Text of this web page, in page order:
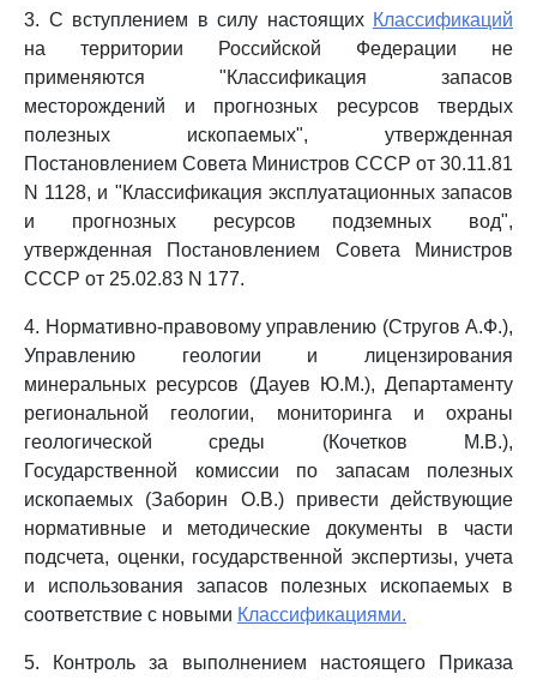
3. С вступлением в силу настоящих Классификаций
на территории Российской Федерации не
применяются "Классификация запасов
месторождений и прогнозных ресурсов твердых
полезных ископаемых", утвержденная
Постановлением Совета Министров СССР от 30.11.81
N 1128, и "Классификация эксплуатационных запасов
и прогнозных ресурсов подземных вод",
утвержденная Постановлением Совета Министров
СССР от 25.02.83 N 177.
4. Нормативно-правовому управлению (Стругов А.Ф.),
Управлению геологии и лицензирования
минеральных ресурсов (Дауев Ю.М.), Департаменту
региональной геологии, мониторинга и охраны
геологической среды (Кочетков М.В.),
Государственной комиссии по запасам полезных
ископаемых (Заборин О.В.) привести действующие
нормативные и методические документы в части
подсчета, оценки, государственной экспертизы, учета
и использования запасов полезных ископаемых в
соответствие с новыми Классификациями.
5. Контроль за выполнением настоящего Приказа